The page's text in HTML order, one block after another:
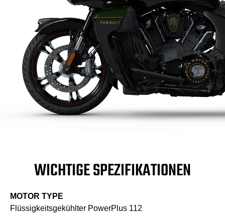
WICHTIGE SPEZIFIKATIONEN
MOTOR TYPE
Flüssigkeitsgekühlter PowerPlus 112